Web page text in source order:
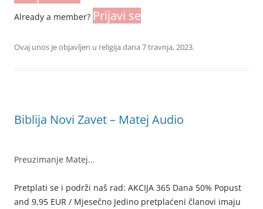
Already a member? Prijavi se
Ovaj unos je objavljen u religija dana 7 travnja, 2023.
Biblija Novi Zavet – Matej Audio
Preuzimanje Matej…
Pretplati se i podrži naš rad: AKCIJA 365 Dana 50% Popust
and 9,95 EUR / Mjesečno Jedino pretplaćeni članovi imaju